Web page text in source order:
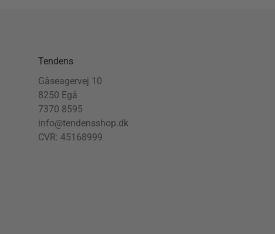
Tendens
Gåseagervej 10
8250 Egå
7370 8595
info@tendensshop.dk
CVR: 45168999